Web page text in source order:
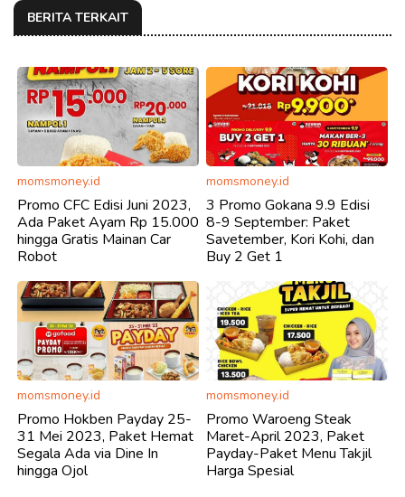
BERITA TERKAIT
momsmoney.id
Promo CFC Edisi Juni 2023,
Ada Paket Ayam Rp 15.000
hingga Gratis Mainan Car
Robot
momsmoney.id
3 Promo Gokana 9.9 Edisi
8-9 September: Paket
Savetember, Kori Kohi, dan
Buy 2 Get 1
momsmoney.id
Promo Hokben Payday 25-
31 Mei 2023, Paket Hemat
Segala Ada via Dine In
hingga Ojol
momsmoney.id
Promo Waroeng Steak
Maret-April 2023, Paket
Payday-Paket Menu Takjil
Harga Spesial